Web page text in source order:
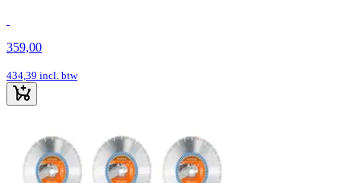
359,00
434,39 incl. btw